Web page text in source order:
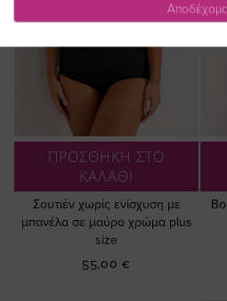
ΠΡΟΣΘΗΚΗ ΣΤΟ
ΚΑΛΑΘΙ
Σουτιέν χωρίς ενίσχυση με
μπανέλα σε μαύρο χρώμα plus
size
55,00 €